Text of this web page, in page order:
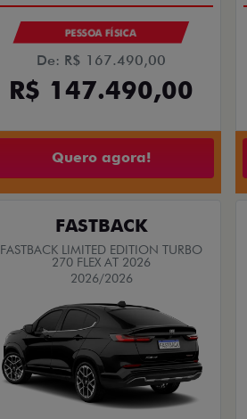
PESSOA FÍSICA
De: R$ 167.490,00
R$ 147.490,00
Quero agora!
FASTBACK
FASTBACK LIMITED EDITION TURBO
270 FLEX AT 2026
2026/2026